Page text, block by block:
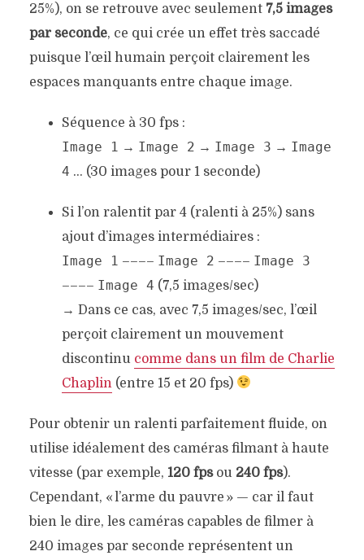
25%), on se retrouve avec seulement 7,5 images
par seconde, ce qui crée un effet très saccadé
puisque l’œil humain perçoit clairement les
espaces manquants entre chaque image.
Séquence à 30 fps :
Image 1 → Image 2 → Image 3 → Image
4 … (30 images pour 1 seconde)
Si l’on ralentit par 4 (ralenti à 25%) sans
ajout d’images intermédiaires :
Image 1 –––– Image 2 –––– Image 3
–––– Image 4 (7,5 images/sec)
→ Dans ce cas, avec 7,5 images/sec, l’œil
perçoit clairement un mouvement
discontinu comme dans un film de Charlie
Chaplin (entre 15 et 20 fps)
Pour obtenir un ralenti parfaitement fluide, on
utilise idéalement des caméras filmant à haute
vitesse (par exemple, 120 fpsou 240 fps).
Cependant, « l’arme du pauvre » — car il faut
bien le dire, les caméras capables de filmer à
240 images par seconde représentent un